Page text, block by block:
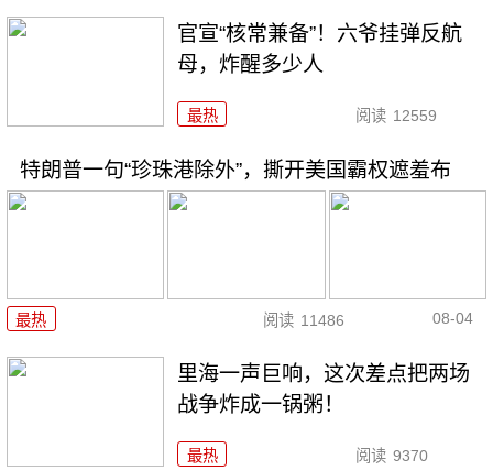
官宣“核常兼备”！六爷挂弹反航
母，炸醒多少人
最热 阅读 12559
特朗普一句“珍珠港除外”，撕开美国霸权遮羞布
最热 阅读 11486 08-04
里海一声巨响，这次差点把两场
战争炸成一锅粥！
最热 阅读 9370